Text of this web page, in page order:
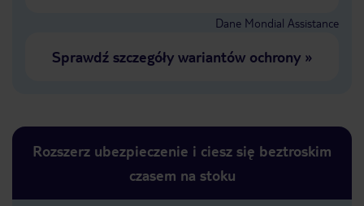
Dane Mondial Assistance
Sprawdź szczegóły wariantów ochrony»
Rozszerz ubezpieczenie i ciesz się beztroskim
czasem na stoku